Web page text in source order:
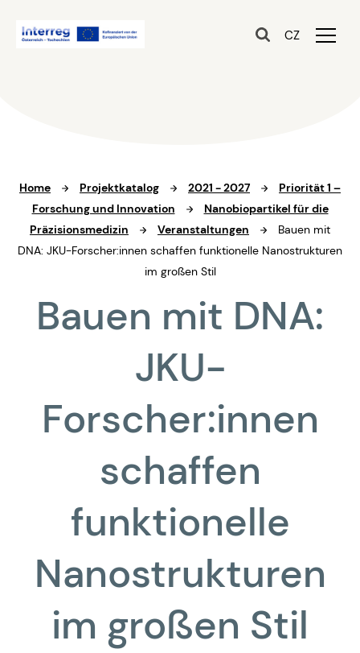
CZ
Home Projektkatalog 2021 - 2027
Priorität 1 –
Forschung und Innovation
Nanobiopartikel für die
Präzisionsmedizin
Veranstaltungen
Bauen mit
DNA: JKU-Forscher:innen schaffen funktionelle Nanostrukturen
im großen Stil
Bauen mit DNA:
JKU-
Forscher:innen
schaffen
funktionelle
Nanostrukturen
im großen Stil